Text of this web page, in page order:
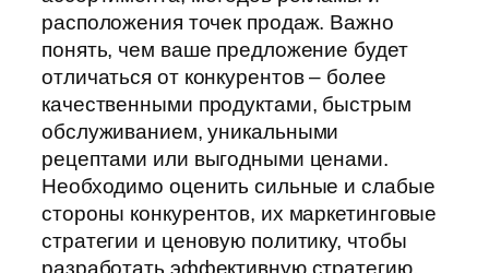
расположения точек продаж. Важно
понять, чем ваше предложение будет
отличаться от конкурентов – более
качественными продуктами, быстрым
обслуживанием, уникальными
рецептами или выгодными ценами.
Необходимо оценить сильные и слабые
стороны конкурентов, их маркетинговые
стратегии и ценовую политику, чтобы
разработать эффективную стратегию,